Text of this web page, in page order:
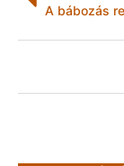
A bábozás